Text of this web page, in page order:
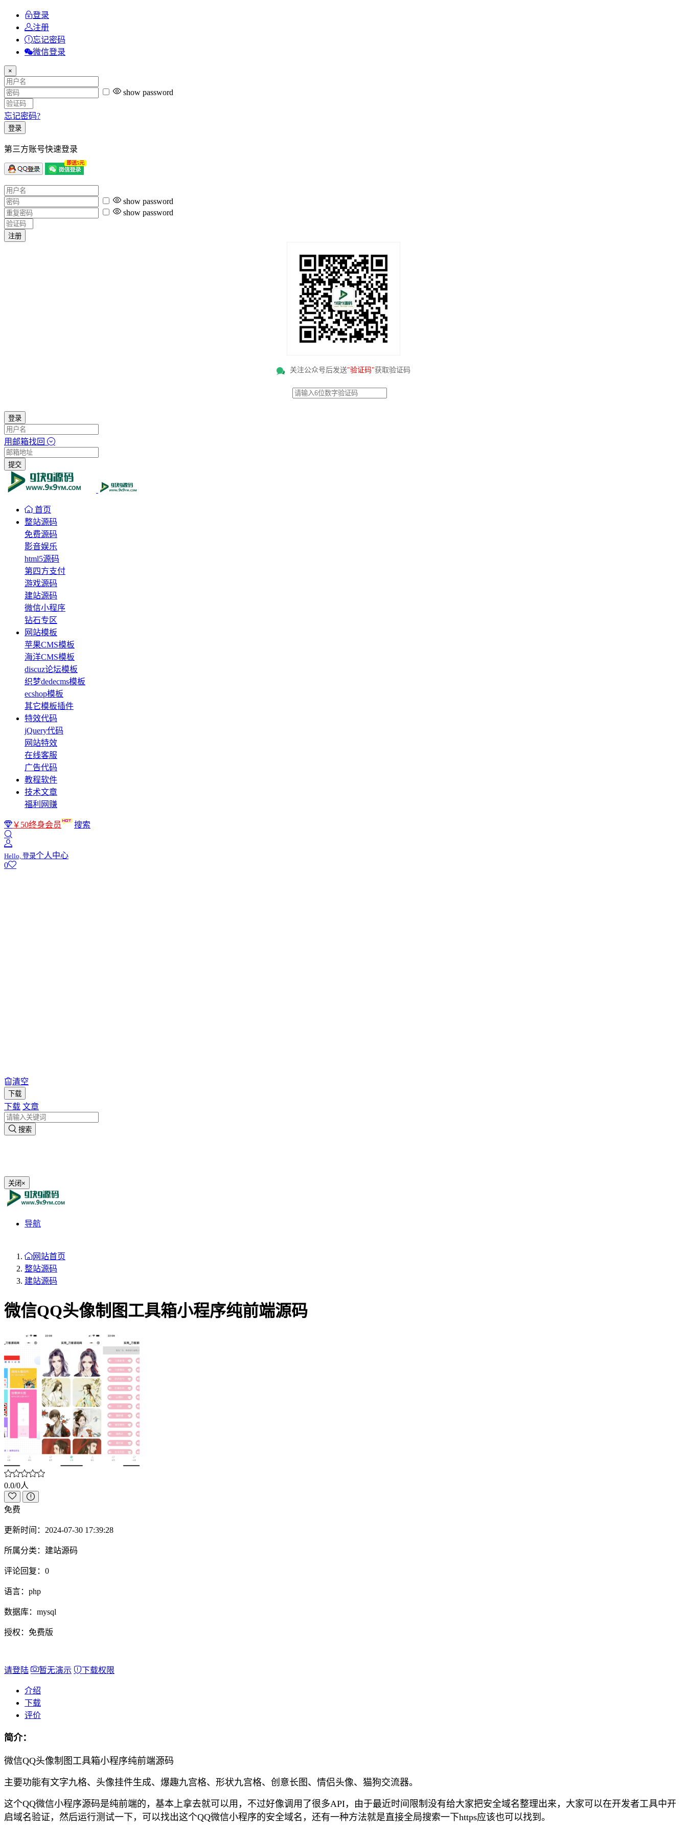
登录
注册
忘记密码
微信登录
×
show password
忘记密码?
登录
第三方账号快速登录
即送5元
show password
show password
注册
关注公众号后发送"验证码"获取验证码
登录
用邮箱找回
提交
首页
整站源码
免费源码
影音娱乐
html5源码
第四方支付
游戏源码
建站源码
微信小程序
钻石专区
网站模板
苹果CMS模板
海洋CMS模板
discuz论坛模板
织梦dedecms模板
ecshop模板
其它模板插件
特效代码
jQuery代码
网站特效
在线客服
广告代码
教程软件
技术文章
福利网赚
￥50终身会员 搜索
Hello, 登录个人中心
0
清空
下载
下载 文章
搜索
关闭 ×
导航
网站首页
整站源码
建站源码
微信QQ头像制图工具箱小程序纯前端源码
0.0/0人
免费
更新时间： 2024-07-30 17:39:28
所属分类： 建站源码
评论回复： 0
语言： php
数据库： mysql
授权： 免费版
请登陆 暂无演示 下载权限
介绍
下载
评价
简介：
微信QQ头像制图工具箱小程序纯前端源码
主要功能有文字九格、头像挂件生成、爆趣九宫格、形状九宫格、创意长图、情侣头像、猫狗交流器。
这个QQ微信小程序源码是纯前端的，基本上拿去就可以用，不过好像调用了很多API，由于最近时间限制没有给大家把安全域名整理出来，大家可以在开发者工具中开
启域名验证，然后运行测试一下，可以找出这个QQ微信小程序的安全域名，还有一种方法就是直接全局搜索一下https应该也可以找到。